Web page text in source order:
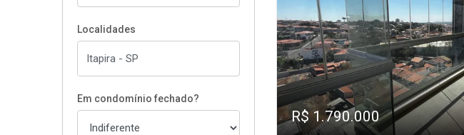
Localidades
Em condomínio fechado?
R$ 1.790.000